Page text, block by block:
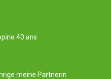
40 ans
meine Partnerin